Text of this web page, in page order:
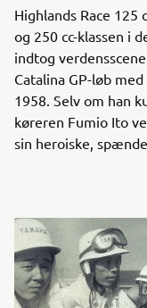
Highlands Race 125
og 250 cc-klassen i
indtog
Catalina GP-løb
1958. Selv om han
køreren Fumio Ito
sin heroiske,